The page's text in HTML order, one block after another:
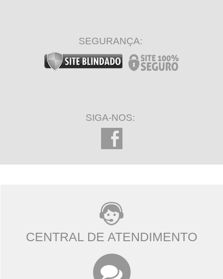
SEGURANÇA:
SIGA-NOS:
CENTRAL DE ATENDIMENTO